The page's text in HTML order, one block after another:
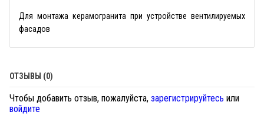
Для монтажа керамогранита при устройстве вентилируемых
фасадов
ОТЗЫВЫ (0)
Чтобы добавить отзыв, пожалуйста, зарегистрируйтесь или
войдите